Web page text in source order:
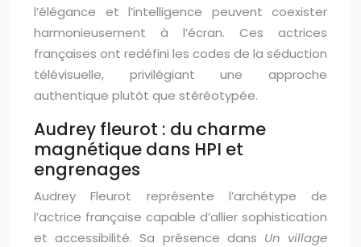
l’élégance et l’intelligence peuvent coexister
harmonieusement à l’écran. Ces actrices
françaises ont redéfini les codes de la séduction
télévisuelle, privilégiant une approche
authentique plutôt que stéréotypée.
Audrey fleurot : du charme
magnétique dans HPI et
engrenages
Audrey Fleurot représente l’archétype de
l’actrice française capable d’allier sophistication
et accessibilité. Sa présence dans Un village